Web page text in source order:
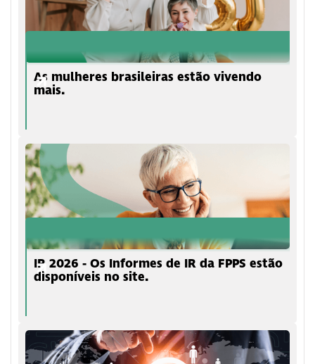
As mulheres brasileiras estão vivendo
mais.
IR 2026 - Os Informes de IR da FPPS estão
disponíveis no site.